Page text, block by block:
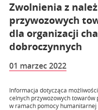
Zwolnienia z
przywozowych
dla organizacji
dobroczynnych
01 marzec 2022
Informacja dotycząca
celnych przywozowych towarów
w ramach pomocy humanitarnej